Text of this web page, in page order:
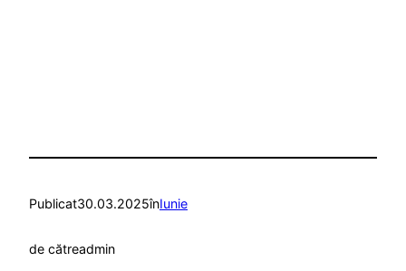
Publicat30.03.2025înIunie
de cătreadmin